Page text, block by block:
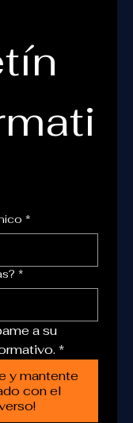
*
*
a su
*
y mantente
con el